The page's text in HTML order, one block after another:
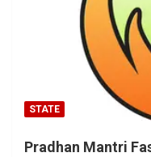
STATE
Pradhan Mantri